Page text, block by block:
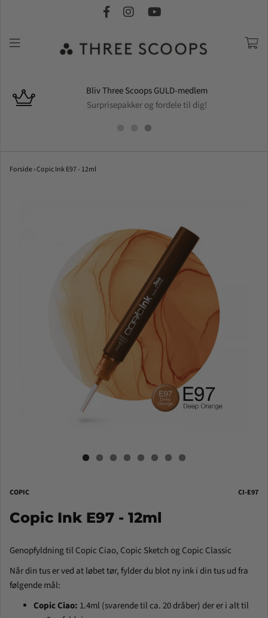
Bliv Three Scoops GULD-medlem
Surprisepakker og fordele til dig!
Forside›Copic Ink E97 - 12ml
COPIC CI-E97
Copic Ink E97 - 12ml
Genopfyldning til Copic Ciao, Copic Sketch og Copic Classic
Når din tus er ved at løbet tør, fylder du blot ny ink i din tus ud fra
følgende mål:
Copic Ciao: 1.4ml (svarende til ca. 20 dråber) der er i alt til